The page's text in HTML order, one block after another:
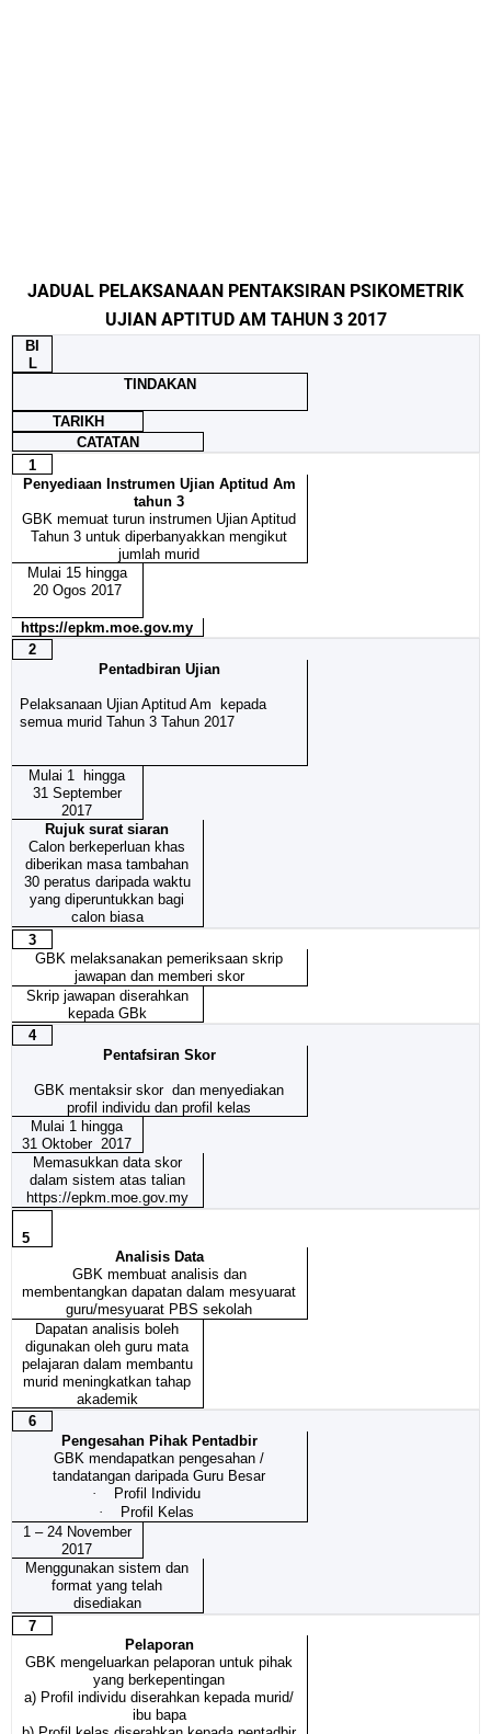
JADUAL PELAKSANAAN PENTAKSIRAN PSIKOMETRIK
UJIAN APTITUD AM TAHUN 3 2017
BI
L
TINDAKAN
TARIKH
CATATAN
1
Penyediaan Instrumen Ujian Aptitud Am
tahun 3
GBK memuat turun instrumen Ujian Aptitud
Tahun 3 untuk diperbanyakkan mengikut
jumlah murid
Mulai 15 hingga
20 Ogos 2017
https://epkm.moe.gov.my
2
Pentadbiran Ujian
Pelaksanaan Ujian Aptitud Am kepada
semua murid Tahun 3 Tahun 2017
Mulai 1 hingga
31 September
2017
Rujuk surat siaran
Calon berkeperluan khas
diberikan masa tambahan
30 peratus daripada waktu
yang diperuntukkan bagi
calon biasa
3
GBK melaksanakan pemeriksaan skrip
jawapan dan memberi skor
Skrip jawapan diserahkan
kepada GBk
4
Pentafsiran Skor
GBK mentaksir skor dan menyediakan
profil individu dan profil kelas
Mulai 1 hingga
31 Oktober 2017
Memasukkan data skor
dalam sistem atas talian
https://epkm.moe.gov.my
5
Analisis Data
GBK membuat analisis dan
membentangkan dapatan dalam mesyuarat
guru/mesyuarat PBS sekolah
Dapatan analisis boleh
digunakan oleh guru mata
pelajaran dalam membantu
murid meningkatkan tahap
akademik
6
Pengesahan Pihak Pentadbir
GBK mendapatkan pengesahan /
tandatangan daripada Guru Besar
·
Profil Individu
·
Profil Kelas
1 – 24 November
2017
Menggunakan sistem dan
format yang telah
disediakan
7
Pelaporan
GBK mengeluarkan pelaporan untuk pihak
yang berkepentingan
a) Profil individu diserahkan kepada murid/
ibu bapa